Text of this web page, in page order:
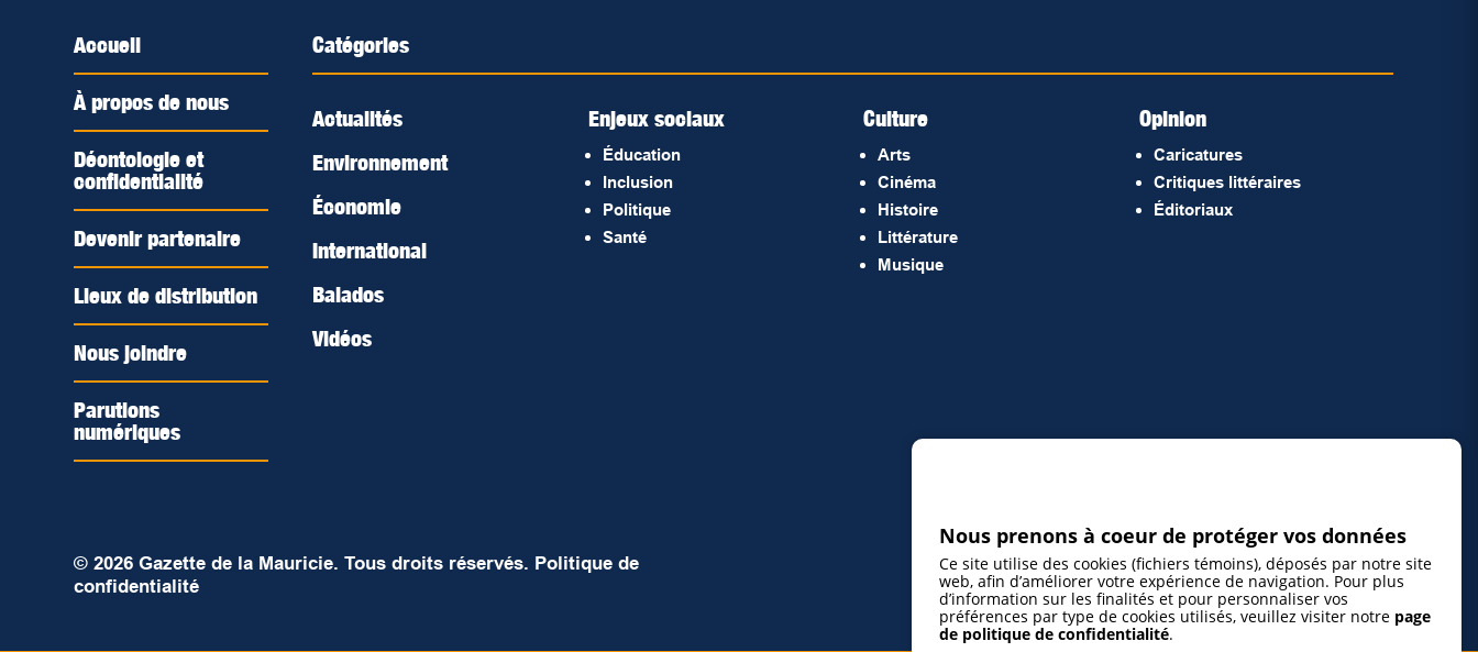
Accueil
À propos de nous
Déontologie et
confidentialité
Devenir partenaire
Lieux de distribution
Nous joindre
Parutions
numériques
Catégories
Actualités
Environnement
Économie
International
Balados
Vidéos
Enjeux sociaux
Éducation
Inclusion
Politique
Santé
Culture
Arts
Cinéma
Histoire
Littérature
Musique
Opinion
Caricatures
Critiques littéraires
Éditoriaux
© 2026 Gazette de la Mauricie. Tous droits réservés. Politique de
confidentialité
Nous prenons à coeur de protéger vos données
Ce site utilise des cookies (fichiers témoins), déposés par notre site
web, afin d’améliorer votre expérience de navigation. Pour plus
d’information sur les finalités et pour personnaliser vos
préférences par type de cookies utilisés, veuillez visiter notre page
de politique de confidentialité.